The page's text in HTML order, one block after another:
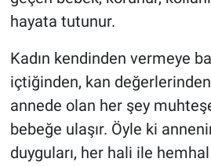
hayata tutunur.
Kadın kendinden vermeye
içtiğinden, kan
annede olan her şey
bebeğe ulaşır. Öyle ki
duyguları, her hali ile